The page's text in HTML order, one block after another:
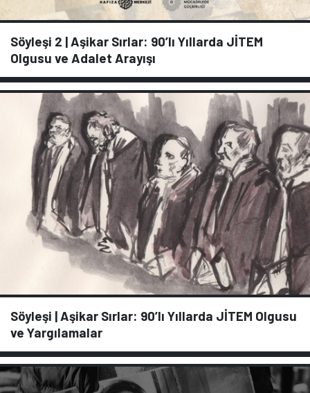
Söyleşi 2 | Aşikar Sırlar: 90’lı Yıllarda JİTEM
Olgusu ve Adalet Arayışı
Söyleşi | Aşikar Sırlar: 90’lı Yıllarda JİTEM Olgusu
ve Yargılamalar